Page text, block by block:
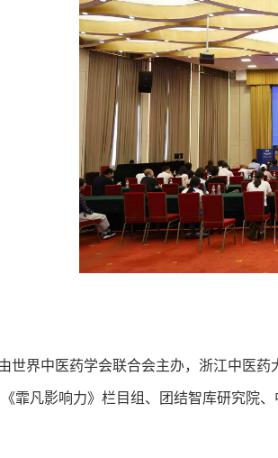
界中医药学会联合会主办，浙江中医药
霏凡影响力》栏目组、团结智库研究院